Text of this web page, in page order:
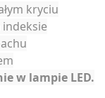
kryciu
indeksie
w lampie LED.